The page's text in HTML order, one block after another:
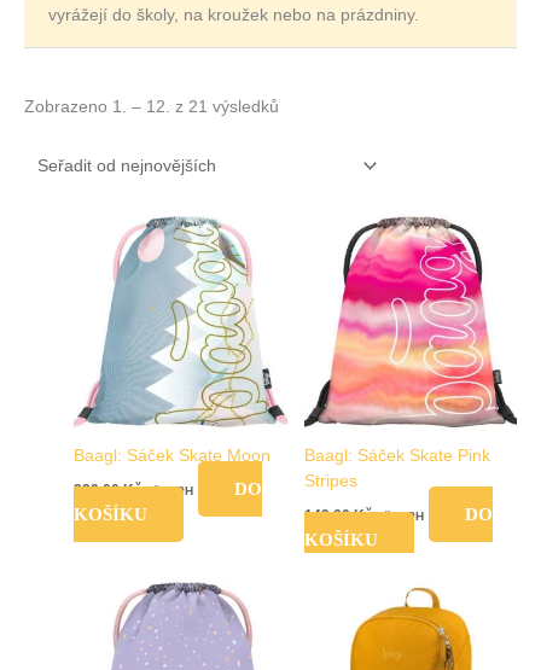
vyrážejí do školy, na kroužek nebo na prázdniny.
Zobrazeno 1. – 12. z 21 výsledků
Baagl: Sáček Skate Moon
239,00Kč vč. DPH
DO
KOŠÍKU
Baagl: Sáček Skate Pink
Stripes
149,00Kč vč. DPH
DO
KOŠÍKU